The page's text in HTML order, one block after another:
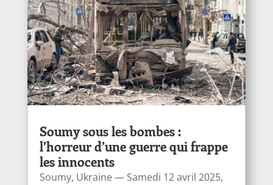
Soumy sous les bombes :
l’horreur d’une guerre qui frappe
les innocents
Soumy, Ukraine — Samedi 12 avril 2025,